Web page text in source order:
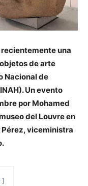
una
de arte
Nacional de
Un evento
por Mohamed
del Louvre en
viceministra